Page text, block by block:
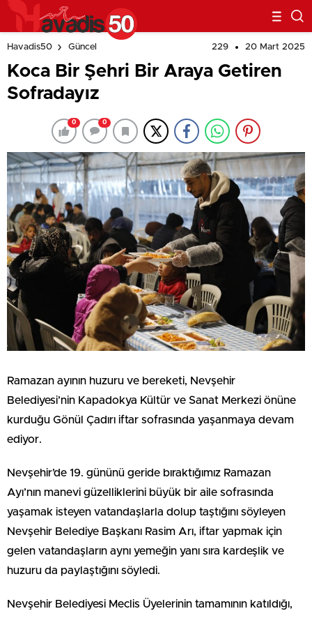
Havadis50 Güncel 229 20 Mart 2025
Koca Bir Şehri Bir Araya Getiren
Sofradayız
0 0
Ramazan ayının huzuru ve bereketi, Nevşehir
Belediyesi’nin Kapadokya Kültür ve Sanat Merkezi önüne
kurduğu Gönül Çadırı iftar sofrasında yaşanmaya devam
ediyor.
Nevşehir’de 19. gününü geride bıraktığımız Ramazan
Ayı’nın manevi güzelliklerini büyük bir aile sofrasında
yaşamak isteyen vatandaşlarla dolup taştığını söyleyen
Nevşehir Belediye Başkanı Rasim Arı, iftar yapmak için
gelen vatandaşların aynı yemeğin yanı sıra kardeşlik ve
huzuru da paylaştığını söyledi.
Nevşehir Belediyesi Meclis Üyelerinin tamamının katıldığı,